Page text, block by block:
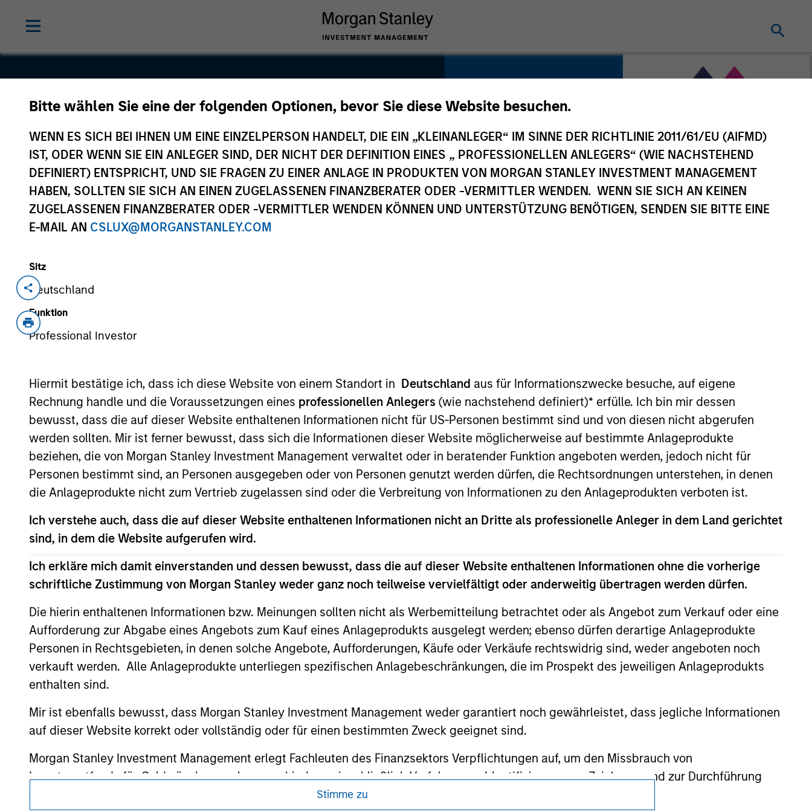
Bitte wählen Sie eine der folgenden Optionen, bevor Sie diese Website besuchen.
WENN ES SICH BEI IHNEN UM EINE EINZELPERSON HANDELT, DIE EIN „KLEINANLEGER“ IM SINNE DER RICHTLINIE 2011/61/EU (AIFMD)
IST, ODER WENN SIE EIN ANLEGER SIND, DER NICHT DER DEFINITION EINES „ PROFESSIONELLEN ANLEGERS“ (WIE NACHSTEHEND
DEFINIERT) ENTSPRICHT, UND SIE FRAGEN ZU EINER ANLAGE IN PRODUKTEN VON MORGAN STANLEY INVESTMENT MANAGEMENT
HABEN, SOLLTEN SIE SICH AN EINEN ZUGELASSENEN FINANZBERATER ODER -VERMITTLER WENDEN. WENN SIE SICH AN KEINEN
ZUGELASSENEN FINANZBERATER ODER -VERMITTLER WENDEN KÖNNEN UND UNTERSTÜTZUNG BENÖTIGEN, SENDEN SIE BITTE EINE
E-MAIL AN CSLUX@MORGANSTANLEY.COM
Sitz
Deutschland
Funktion
Professional Investor
Hiermit bestätige ich, dass ich diese Website von einem Standort in Deutschland aus für Informationszwecke besuche, auf eigene
Rechnung handle und die Voraussetzungen eines professionellen Anlegers (wie nachstehend definiert)* erfülle. Ich bin mir dessen
bewusst, dass die auf dieser Website enthaltenen Informationen nicht für US-Personen bestimmt sind und von diesen nicht abgerufen
werden sollten. Mir ist ferner bewusst, dass sich die Informationen dieser Website möglicherweise auf bestimmte Anlageprodukte
beziehen, die von Morgan Stanley Investment Management verwaltet oder in beratender Funktion angeboten werden, jedoch nicht für
Personen bestimmt sind, an Personen ausgegeben oder von Personen genutzt werden dürfen, die Rechtsordnungen unterstehen, in denen
die Anlageprodukte nicht zum Vertrieb zugelassen sind oder die Verbreitung von Informationen zu den Anlageprodukten verboten ist.
Ich verstehe auch, dass die auf dieser Website enthaltenen Informationen nicht an Dritte als professionelle Anleger in dem Land gerichtet
sind, in dem die Website aufgerufen wird.
Ich erkläre mich damit einverstanden und dessen bewusst, dass die auf dieser Website enthaltenen Informationen ohne die vorherige
schriftliche Zustimmung von Morgan Stanley weder ganz noch teilweise vervielfältigt oder anderweitig übertragen werden dürfen.
Die hierin enthaltenen Informationen bzw. Meinungen sollten nicht als Werbemitteilung betrachtet oder als Angebot zum Verkauf oder eine
Aufforderung zur Abgabe eines Angebots zum Kauf eines Anlageprodukts ausgelegt werden; ebenso dürfen derartige Anlageprodukte
Personen in Rechtsgebieten, in denen solche Angebote, Aufforderungen, Käufe oder Verkäufe rechtswidrig sind, weder angeboten noch
verkauft werden. Alle Anlageprodukte unterliegen spezifischen Anlagebeschränkungen, die im Prospekt des jeweiligen Anlageprodukts
enthalten sind.
Mir ist ebenfalls bewusst, dass Morgan Stanley Investment Management weder garantiert noch gewährleistet, dass jegliche Informationen
auf dieser Website korrekt oder vollständig oder für einen bestimmten Zweck geeignet sind.
Morgan Stanley Investment Management erlegt Fachleuten des Finanzsektors Verpflichtungen auf, um den Missbrauch von
Investmentfonds für Geldwäschezwecke zu verhindern, einschließlich Verfahren zur Identifizierung von Zeichnern und zur Durchführung
von Überprüfungen und anderen relevanten Sicherheitskontrollen.
Stimme zu
Magenta EV
Solutions Private
Limited
SECTOR
Electric Mobility
Invested on
Magenta is one of India’s largest electric mobility providers for three wheel electric
on an eco-system approach to provide solutions to all the stakeholders – customers, driver
partners, original equipment manufacturers (OEMs) and financiers. The Company enters
into B2B contracts with customers which include some of the large e-commerce, food and
online delivery companies.
View Current Employment Opportunities
View Site
As of August 21, 2025. The above is provided for informational and educational purposes only. There is no guarantee that the investment mentioned
resulted in positive performance (for realized holdings), or will perform well in the future (for current holdings). The trademarks and service marks
above are the property of their respective owners. The information on this website has not been authorized, sponsored, or otherwise approved by
such owners. By clicking on any links shown here, you agree that you are navigating to a third party site. We are providing these hyperlinks to you
only as a convenience and the inclusion of any hyperlink is not and does not imply any endorsement, approval, investigation, verification or
monitoring by us of any information contained in any hyperlinked site. In no event shall we be responsible for the information contained on the site
or your use of such site
Morgan Stanley
Datenschutz